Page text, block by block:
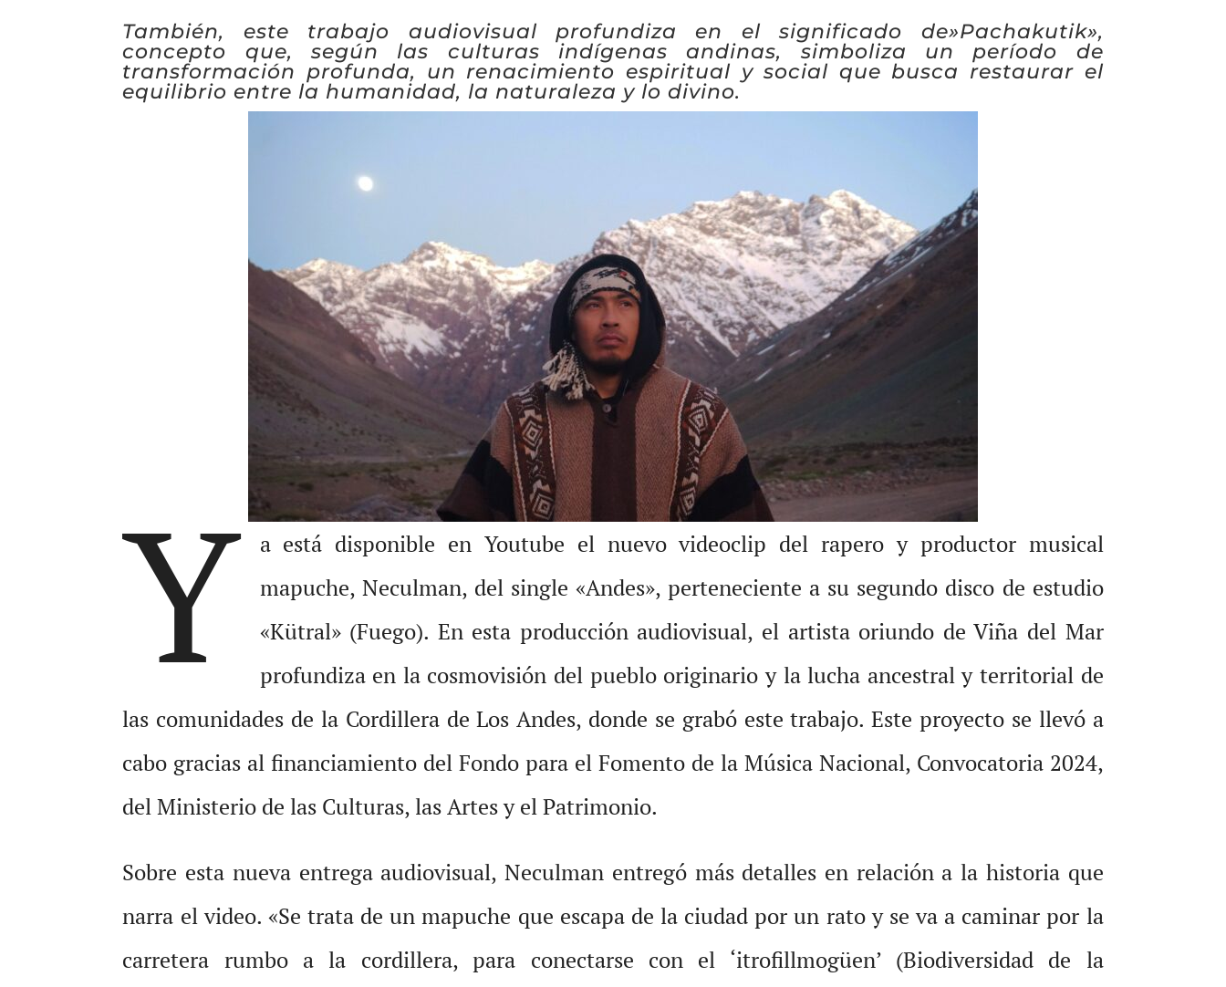
También, este trabajo audiovisual profundiza en el significado de»Pachakutik»,
concepto que, según las culturas indígenas andinas, simboliza un período de
transformación profunda, un renacimiento espiritual y social que busca restaurar el
equilibrio entre la humanidad, la naturaleza y lo divino.
Y
a está disponible en Youtube el nuevo videoclip del rapero y productor musical
mapuche, Neculman, del single «Andes», perteneciente a su segundo disco de estudio
«Kütral» (Fuego). En esta producción audiovisual, el artista oriundo de Viña del Mar
profundiza en la cosmovisión del pueblo originario y la lucha ancestral y territorial de
las comunidades de la Cordillera de Los Andes, donde se grabó este trabajo. Este proyecto se llevó a
cabo gracias al financiamiento del Fondo para el Fomento de la Música Nacional, Convocatoria 2024,
del Ministerio de las Culturas, las Artes y el Patrimonio.
Sobre esta nueva entrega audiovisual, Neculman entregó más detalles en relación a la historia que
narra el video. «Se trata de un mapuche que escapa de la ciudad por un rato y se va a caminar por la
carretera rumbo a la cordillera, para conectarse con el ‘itrofillmogüen’ (Biodiversidad de la